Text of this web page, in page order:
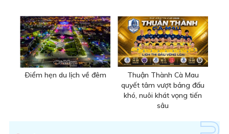
Ðiểm hẹn du lịch về đêm
Thuận Thành Cà Mau
quyết tâm vượt bảng đấu
khó, nuôi khát vọng tiến
sâu